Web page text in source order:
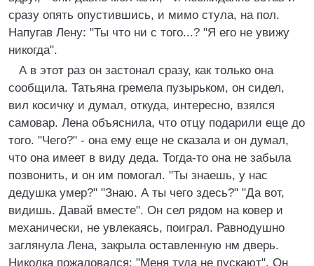
сразу опять опустившись, и мимо стула, на пол.
Напугав Лену: "Ты что ни с того...? "Я его не увижу
никогда".
А в этот раз он застонал сразу, как только она
сообщила. Татьяна гремела пузырьком, он сидел,
вил косичку и думал, откуда, интересно, взялся
самовар. Лена объяснила, что отцу подарили еще до
того. "Чего?" - она ему еще не сказала и он думал,
что она имеет в виду деда. Тогда-то она не забыла
позвонить, и он им помогал. "Ты знаешь, у нас
дедушка умер?" "Знаю. А ты чего здесь?" "Да вот,
видишь. Давай вместе". Он сел рядом на ковер и
механически, не увлекаясь, поиграл. Равнодушно
заглянула Лена, закрыла оставленную нм дверь.
Николка пожаловался: "Меня туда не пускают". Он